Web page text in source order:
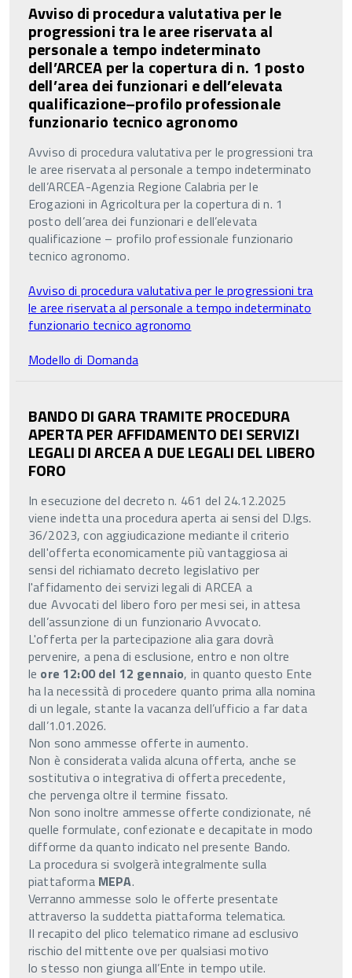
Avviso di procedura valutativa per le
progressioni tra le aree riservata al
personale a tempo indeterminato
dell’ARCEA per la copertura di n. 1 posto
dell’area dei funzionari e dell’elevata
qualificazione–profilo professionale
funzionario tecnico agronomo
Avviso di procedura valutativa per le progressioni tra
le aree riservata al personale a tempo indeterminato
dell’ARCEA-Agenzia Regione Calabria per le
Erogazioni in Agricoltura per la copertura di n. 1
posto dell’area dei funzionari e dell’elevata
qualificazione – profilo professionale funzionario
tecnico agronomo.
Avviso di procedura valutativa per le progressioni tra
le aree riservata al personale a tempo indeterminato
funzionario tecnico agronomo
Modello di Domanda
BANDO DI GARA TRAMITE PROCEDURA
APERTA PER AFFIDAMENTO DEI SERVIZI
LEGALI DI ARCEA A DUE LEGALI DEL LIBERO
FORO
In esecuzione del decreto n. 461 del 24.12.2025
viene indetta una procedura aperta ai sensi del D.lgs.
36/2023, con aggiudicazione mediante il criterio
dell'offerta economicamente più vantaggiosa ai
sensi del richiamato decreto legislativo per
l'affidamento dei servizi legali di ARCEA a
due Avvocati del libero foro per mesi sei, in attesa
dell’assunzione di un funzionario Avvocato.
L'offerta per la partecipazione alia gara dovrà
pervenire, a pena di esclusione, entro e non oltre
le ore 12:00 del 12 gennaio, in quanto questo Ente
ha la necessità di procedere quanto prima alla nomina
di un legale, stante la vacanza dell’ufficio a far data
dall’1.01.2026.
Non sono ammesse offerte in aumento.
Non è considerata valida alcuna offerta, anche se
sostitutiva o integrativa di offerta precedente,
che pervenga oltre il termine fissato.
Non sono inoltre ammesse offerte condizionate, né
quelle formulate, confezionate e decapitate in modo
difforme da quanto indicato nel presente Bando.
La procedura si svolgerà integralmente sulla
piattaforma MEPA.
Verranno ammesse solo le offerte presentate
attraverso la suddetta piattaforma telematica.
II recapito del plico telematico rimane ad esclusivo
rischio del mittente ove per qualsiasi motivo
lo stesso non giunga all’Ente in tempo utile.